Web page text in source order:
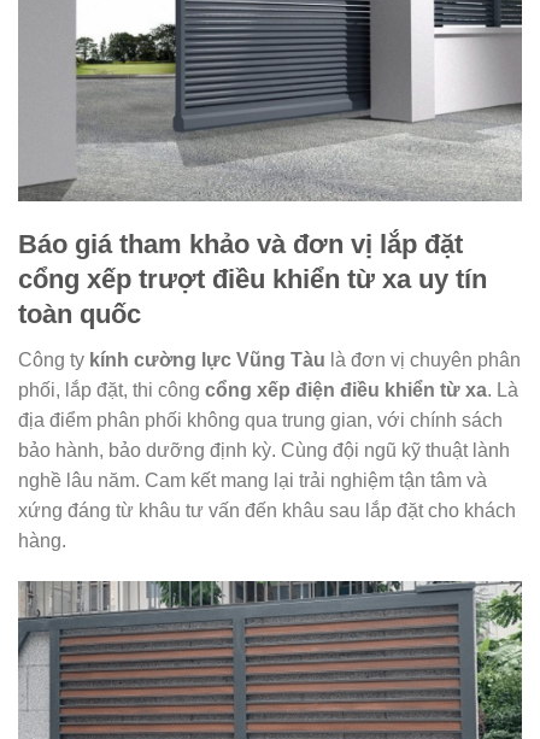
Báo giá tham khảo và đơn vị lắp đặt
cổng xếp trượt điều khiển từ xa uy tín
toàn quốc
Công ty kính cường lực Vũng Tàu là đơn vị chuyên phân
phối, lắp đặt, thi công cổng xếp điện điều khiển từ xa. Là
địa điểm phân phối không qua trung gian, với chính sách
bảo hành, bảo dưỡng định kỳ. Cùng đội ngũ kỹ thuật lành
nghề lâu năm. Cam kết mang lại trải nghiệm tận tâm và
xứng đáng từ khâu tư vấn đến khâu sau lắp đặt cho khách
hàng.